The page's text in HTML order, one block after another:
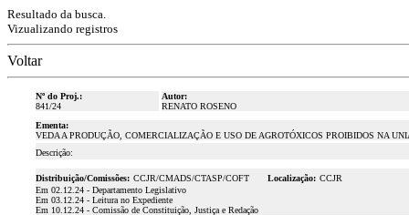
Resultado da busca.
Vizualizando registros
Voltar
Nº do Proj.:
841/24
Autor:
RENATO ROSENO
Ementa:
VEDA A PRODUÇÃO, COMERCIALIZAÇÃO E USO DE AGROTÓXICOS PROIBIDOS NA
Descrição:
Distribuição/Comissões: CCJR/CMADS/CTASP/COFT Localização: CCJR
Em 02.12.24 - Departamento Legislativo
Em 03.12.24 - Leitura no Expediente
Em 10.12.24 - Comissão de Constituição, Justiça e Redação